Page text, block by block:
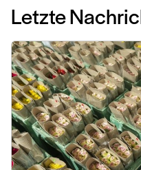
Letzte